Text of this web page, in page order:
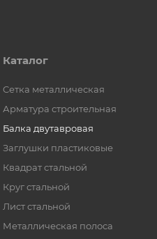
Каталог
Cетка металлическая
Арматура строительная
Балка двутавровая
Заглушки пластиковые
Квадрат стальной
Круг стальной
Лист стальной
Металлическая полоса